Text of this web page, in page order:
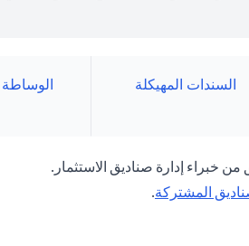
السندات المهيكلة الوساطة
خبراء إدارة صناديق الاستثمار.
المشتركة(opens in a new tab).